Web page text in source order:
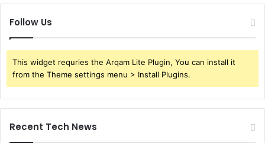
Follow Us
This widget requries the Arqam Lite Plugin, You can install it
from the Theme settings menu > Install Plugins.
Recent Tech News